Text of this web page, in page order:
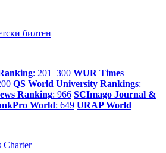
билтен
: 201–300 WUR Times
QS World University Rankings:
Ranking: 966 SCImago Journal &
World: 649 URAP World
Charter